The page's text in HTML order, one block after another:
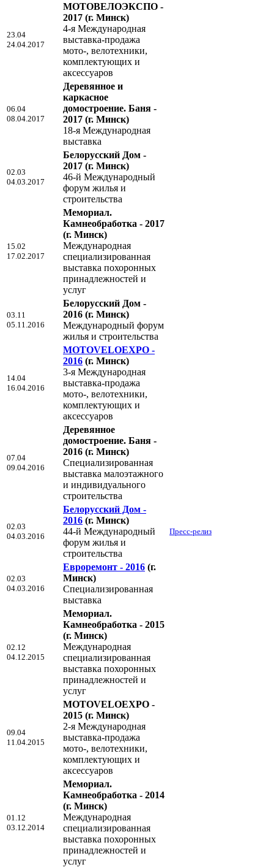
23.04
24.04.2017
МОТОВЕЛОЭКСПО -
2017 (г. Минск)
4-я Международная
выставка-продажа
мото-, велотехники,
комплектующих и
аксессуаров
06.04
08.04.2017
Деревянное и
каркасное
домостроение. Баня -
2017 (г. Минск)
18-я Международная
выставка
02.03
04.03.2017
Белорусский Дом -
2017 (г. Минск)
46-й Международный
форум жилья и
строительства
15.02
17.02.2017
Мемориал.
Камнеобработка - 2017
(г. Минск)
Международная
специализированная
выставка похоронных
принадлежностей и
услуг
03.11
05.11.2016
Белорусский Дом -
2016 (г. Минск)
Международный форум
жилья и строительства
14.04
16.04.2016
MOTOVELOEXPO -
2016 (г. Минск)
3-я Международная
выставка-продажа
мото-, велотехники,
комплектующих и
аксессуаров
07.04
09.04.2016
Деревянное
домостроение. Баня -
2016 (г. Минск)
Специализированная
выставка малоэтажного
и индивидуального
строительства
02.03
04.03.2016
Белорусский Дом -
2016 (г. Минск)
44-й Международный
форум жилья и
строительства
Пресс-релиз
02.03
04.03.2016
Евроремонт - 2016 (г.
Минск)
Специализированная
выставка
02.12
04.12.2015
Мемориал.
Камнеобработка - 2015
(г. Минск)
Международная
специализированная
выставка похоронных
принадлежностей и
услуг
09.04
11.04.2015
MOTOVELOEXPO -
2015 (г. Минск)
2-я Международная
выставка-продажа
мото-, велотехники,
комплектующих и
аксессуаров
01.12
03.12.2014
Мемориал.
Камнеобработка - 2014
(г. Минск)
Международная
специализированная
выставка похоронных
принадлежностей и
услуг